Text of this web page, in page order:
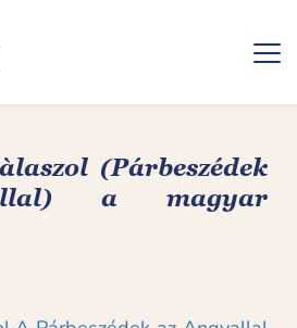
(Párbeszédek
a magyar